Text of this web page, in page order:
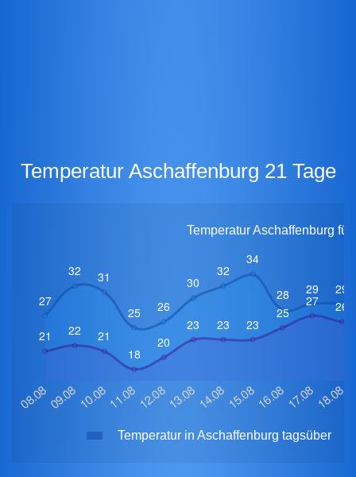
Temperatur Aschaffenburg 21 Tage
Temperatur Aschaffenburg
Temperatur in Aschaffenburg tagsüber